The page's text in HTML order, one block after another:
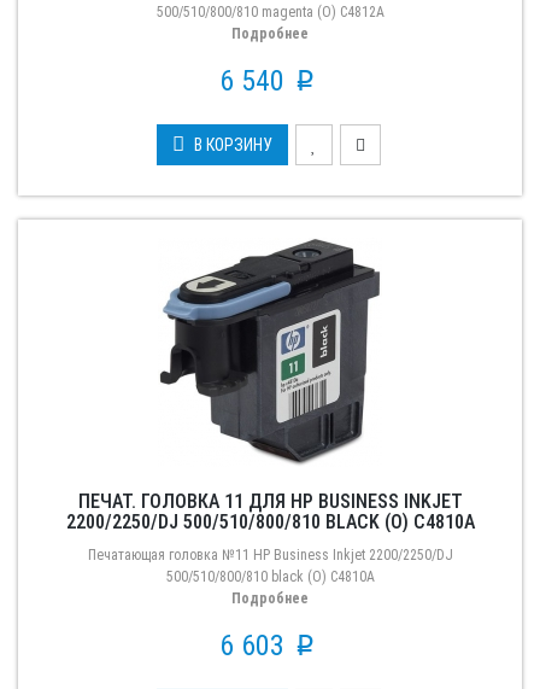
500/510/800/810 magenta (О) C4812A
Подробнее
6 540 p
В КОРЗИНУ
ПЕЧАТ. ГОЛОВКА 11 ДЛЯ HP BUSINESS INKJET
2200/2250/DJ 500/510/800/810 BLACK (О) C4810A
Печатающая головка №11 HP Business Inkjet 2200/2250/DJ
500/510/800/810 black (О) C4810A
Подробнее
6 603 p